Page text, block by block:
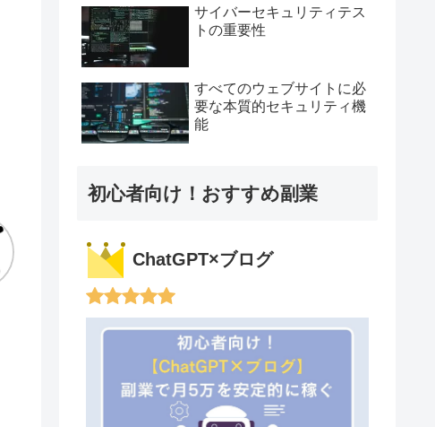
サイバーセキュリティテス
トの重要性
すべてのウェブサイトに必
要な本質的セキュリティ機
能
初心者向け！おすすめ副業
ChatGPT×ブログ